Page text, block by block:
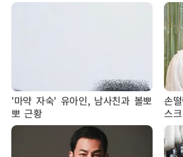
'마약 자숙' 유아인, 남사친과 볼뽀
뽀 근황
손
스